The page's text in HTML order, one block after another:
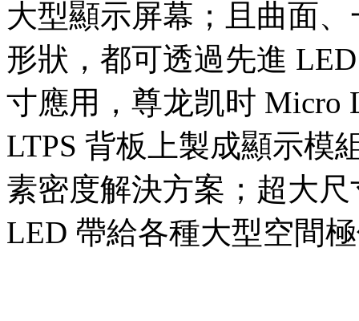
大型顯示屏幕；且曲面
形狀，都可透過先進
寸應用，尊龙凯时 Micro
LTPS 背板上製成顯示模
素密度解決方案；超大
LED 帶給各種大型空間